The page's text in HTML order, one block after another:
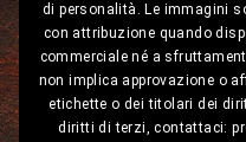
di personalità. Le immagini
con attribuzione quando
commerciale né a
non implica approvazione o
etichette o dei titolari dei
diritti di terzi, contattaci: